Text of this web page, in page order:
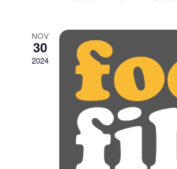
NOV
30
2024